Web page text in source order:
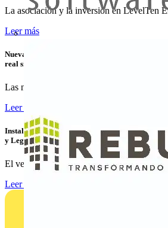
La asociación y la inversión en LevelTen
Leer más
Nuevas variantes para la transmisión de energía
real sin contacto
Las nuevas variantes de los acopladores
Leer más
Instalaciones de Recarga para Vehículo
y Legalizar con Éxito
El vehículo eléctrico ya no es una
Leer más